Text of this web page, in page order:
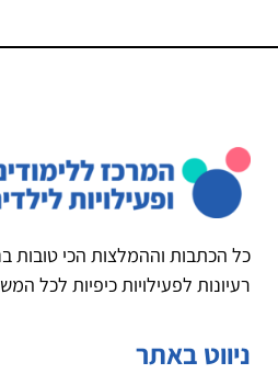
כל הכתבות וההמלצות הכי טובות
רעיונות לפעילויות כיפיות לכל
ניווט באתר